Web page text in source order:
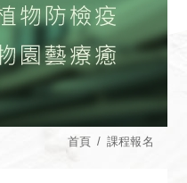
首頁 課程報名